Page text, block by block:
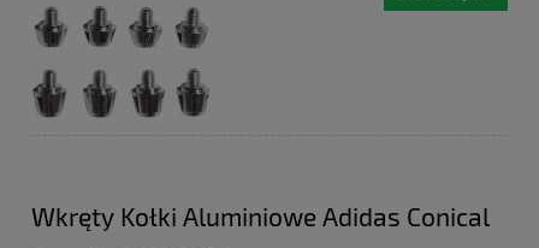
Wkręty Kołki Aluminiowe Adidas Conical